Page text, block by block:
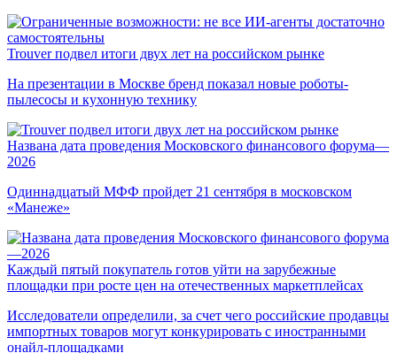
Trouver подвел итоги двух лет на российском рынке
На презентации в Москве бренд показал новые роботы-
пылесосы и кухонную технику
Названа дата проведения Московского финансового форума—
2026
Одиннадцатый МФФ пройдет 21 сентября в московском
«Манеже»
Каждый пятый покупатель готов уйти на зарубежные
площадки при росте цен на отечественных маркетплейсах
Исследователи определили, за счет чего российские продавцы
импортных товаров могут конкурировать с иностранными
онайл-площадками